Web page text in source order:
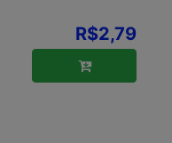
R$2,79